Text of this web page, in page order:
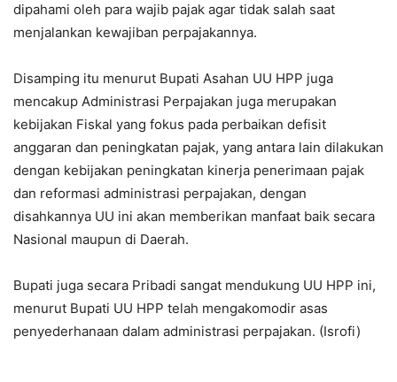
dipahami oleh para wajib pajak agar tidak salah saat
menjalankan kewajiban perpajakannya.
Disamping itu menurut Bupati Asahan UU HPP juga
mencakup Administrasi Perpajakan juga merupakan
kebijakan Fiskal yang fokus pada perbaikan defisit
anggaran dan peningkatan pajak, yang antara lain dilakukan
dengan kebijakan peningkatan kinerja penerimaan pajak
dan reformasi administrasi perpajakan, dengan
disahkannya UU ini akan memberikan manfaat baik secara
Nasional maupun di Daerah.
Bupati juga secara Pribadi sangat mendukung UU HPP ini,
menurut Bupati UU HPP telah mengakomodir asas
penyederhanaan dalam administrasi perpajakan. (Isrofi)